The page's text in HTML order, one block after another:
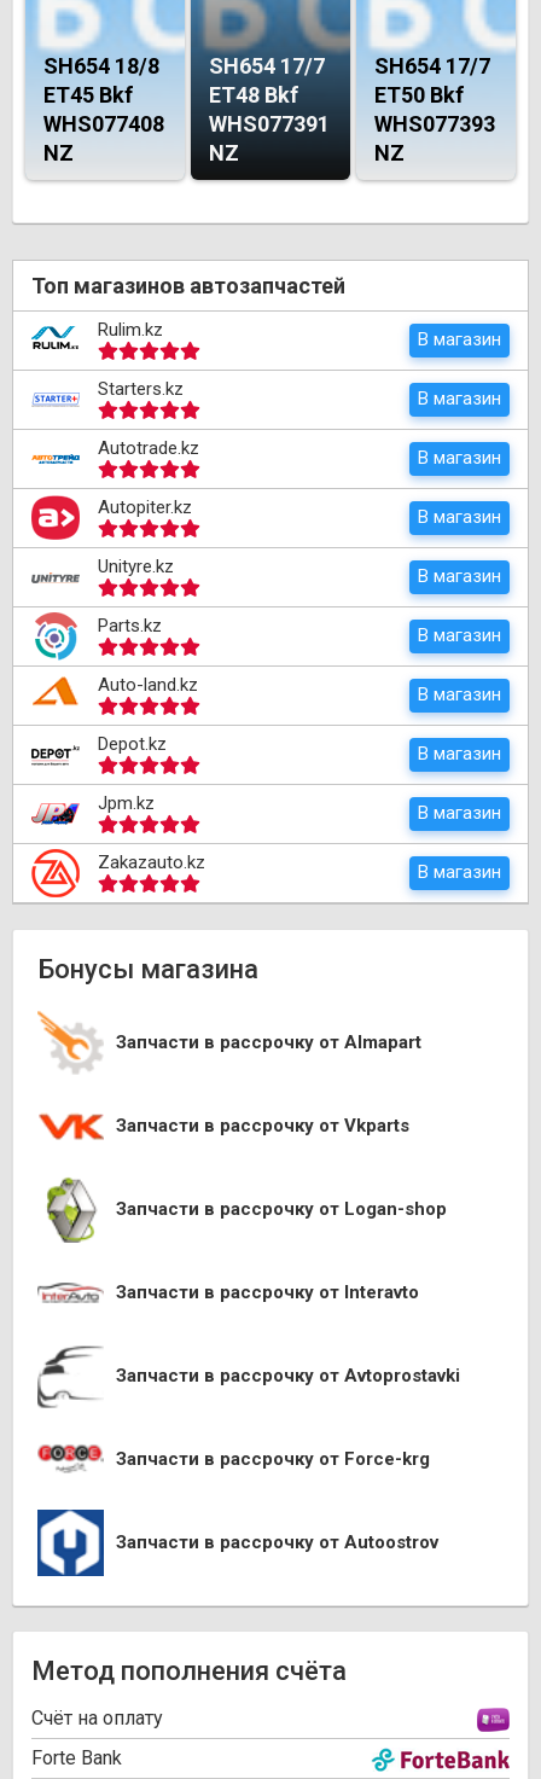
SH654 18/8
ET45 Bkf
WHS077408
NZ
SH654 17/7
ET48 Bkf
WHS077391
NZ
SH654 17/7
ET50 Bkf
WHS077393
NZ
Топ магазинов автозапчастей
Rulim.kz В магазин
Starters.kz В магазин
Autotrade.kz В магазин
Autopiter.kz В магазин
Unityre.kz В магазин
Parts.kz В магазин
Auto-land.kz В магазин
Depot.kz В магазин
Jpm.kz В магазин
Zakazauto.kz В магазин
Бонусы магазина
Запчасти в рассрочку от Almapart
Запчасти в рассрочку от Vkparts
Запчасти в рассрочку от Logan-shop
Запчасти в рассрочку от Interavto
Запчасти в рассрочку от Avtoprostavki
Запчасти в рассрочку от Force-krg
Запчасти в рассрочку от Autoostrov
Метод пополнения счёта
Cчёт на оплату
Forte Bank